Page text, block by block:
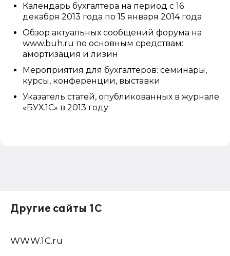
Календарь бухгалтера на период с 16
декабря 2013 года по 15 января 2014 года
Обзор актуальных сообщений форума на
www.buh.ru по основным средствам:
амортизация и лизин
Мероприятия для бухгалтеров: семинары,
курсы, конференции, выставки
Указатель статей, опубликованных в журнале
«БУХ.1С» в 2013 году
Другие сайты 1С
WWW.1С.ru